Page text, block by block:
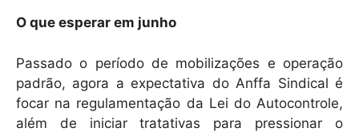
O que esperar em junho
Passado o período de mobilizações e operação
padrão, agora a expectativa do Anffa Sindical é
focar na regulamentação da Lei do Autocontrole,
além de iniciar tratativas para pressionar o